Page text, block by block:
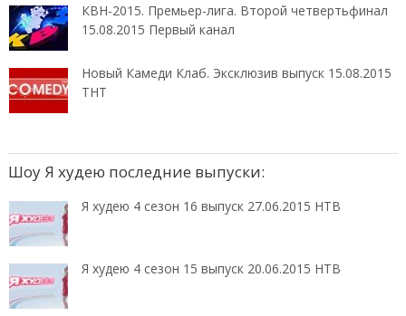
КВН-2015. Премьер-лига. Второй четвертьфинал
15.08.2015 Первый канал
Новый Камеди Клаб. Эксклюзив выпуск 15.08.2015
ТНТ
Шоу Я худею последние выпуски:
Я худею 4 сезон 16 выпуск 27.06.2015 НТВ
Я худею 4 сезон 15 выпуск 20.06.2015 НТВ